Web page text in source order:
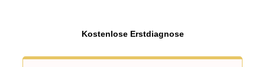
Kostenlose Erstdiagnose